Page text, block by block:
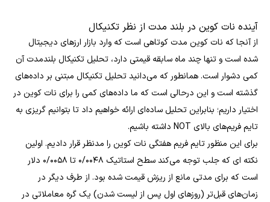
آینده نات کوین در بلند مدت از نظر تکنیکال
از آنجا که نات کوین مدت کوتاهی است که وارد بازار ارزهای دیجیتال
شده است و تنها چند ماه سابقه قیمتی دارد، تحلیل تکنیکال بلندمدت آن
کمی دشوار است. همانطور که می‌دانید تحلیل تکنیکال مبتنی بر داده‌های
گذشته است و این درحالی است که ما داده‌های کمی را برای نات کوین در
اختیار داریم؛ بنابراین تحلیل ساده‌ای ارائه خواهیم داد تا بتوانیم گریزی به
تایم فریم‌های بالای NOT داشته باشیم.
برای این منظور تایم فریم هفتگی نات کوین را مدنظر قرار دادیم. اولین
نکته ای که جلب توجه می‌کند سطح استاتیک ۰/۰۰۴۸ تا ۰/۰۰۵۸ دلار
است که برای مدتی مانع از ریزش قیمت شده بود. از طرف دیگر در
زمان‌های قبل‌تر (روزهای اول پس از لیست شدن) یک گره معاملاتی در